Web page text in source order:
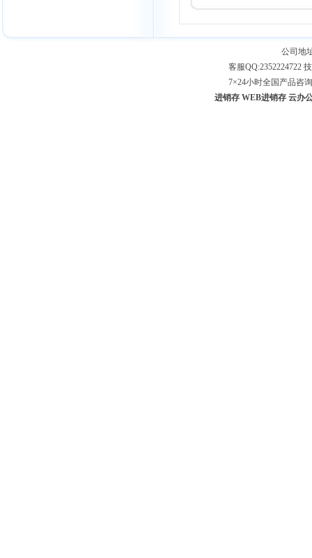
公司地
客服QQ:2352224722
7×24小时全国产品咨
进销存 WEB进销存 云办